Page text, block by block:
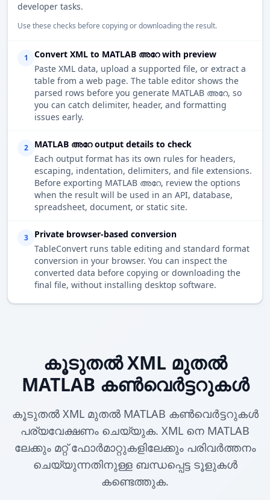
developer tasks.
Use these checks before copying or downloading the result.
1
Convert XML to MATLAB അറേ with preview
Paste XML data, upload a supported file, or extract a
table from a web page. The table editor shows the
parsed rows before you generate MATLAB അറേ, so
you can catch delimiter, header, and formatting
issues early.
2
MATLAB അറേ output details to check
Each output format has its own rules for headers,
escaping, indentation, delimiters, and file extensions.
Before exporting MATLAB അറേ, review the options
when the result will be used in an API, database,
spreadsheet, document, or static site.
3
Private browser-based conversion
TableConvert runs table editing and standard format
conversion in your browser. You can inspect the
converted data before copying or downloading the
final file, without installing desktop software.
കൂടുതൽ XML മുതൽ
MATLAB കൺവെർട്ടറുകൾ
കൂടുതൽ XML മുതൽ MATLAB കൺവെർട്ടറുകൾ
പര്യവേക്ഷണം ചെയ്യുക. XML നെ MATLAB
ലേക്കും മറ്റ് ഫോർമാറ്റുകളിലേക്കും പരിവർത്തനം
ചെയ്യുന്നതിനുള്ള ബന്ധപ്പെട്ട ടൂളുകൾ
കണ്ടെത്തുക.